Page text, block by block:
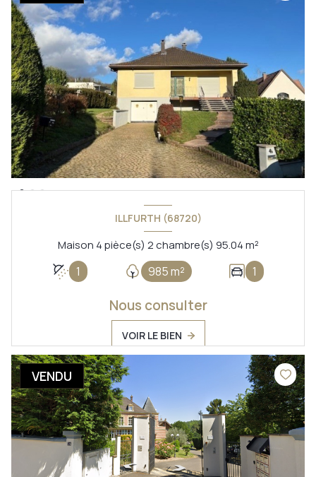
ILLFURTH (68720)
Maison 4 pièce(s) 2 chambre(s) 95.04 m²
1 985 m² 1
Nous consulter
VOIR LE BIEN
VENDU